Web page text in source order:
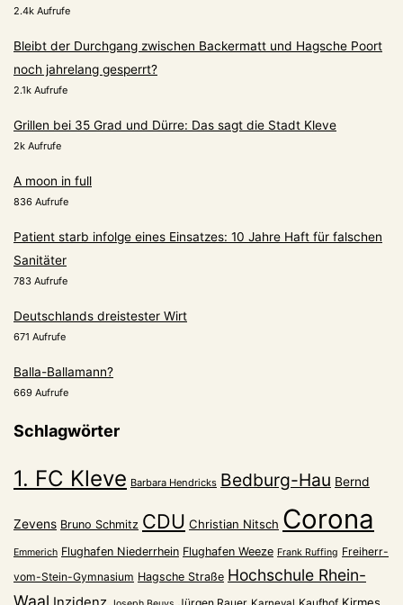
2.4k Aufrufe
Bleibt der Durchgang zwischen Backermatt und Hagsche Poort
noch jahrelang gesperrt?
2.1k Aufrufe
Grillen bei 35 Grad und Dürre: Das sagt die Stadt Kleve
2k Aufrufe
A moon in full
836 Aufrufe
Patient starb infolge eines Einsatzes: 10 Jahre Haft für falschen
Sanitäter
783 Aufrufe
Deutschlands dreistester Wirt
671 Aufrufe
Balla-Ballamann?
669 Aufrufe
Schlagwörter
1. FC Kleve Barbara Hendricks Bedburg-Hau Bernd
Zevens Bruno Schmitz CDU Christian Nitsch Corona
Emmerich Flughafen Niederrhein Flughafen Weeze Frank Ruffing Freiherr-
vom-Stein-Gymnasium Hagsche Straße Hochschule Rhein-
Waal
Kirmes